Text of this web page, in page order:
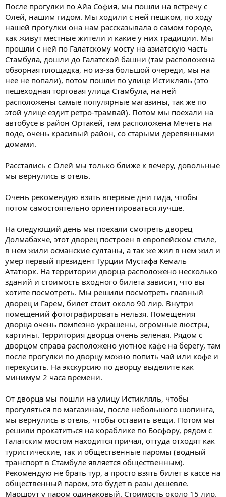
После прогулки по Айа София, мы пошли на встречу с
Олей, нашим гидом. Мы ходили с ней пешком, по ходу
нашей прогулки она нам рассказывала о самом городе,
как живут местные жители и какие у них традиции. Мы
прошли с ней по Галатскому мосту на азиатскую часть
Стамбула, дошли до Галатской башни (там расположена
обзорная площадка, но из-за большой очереди, мы на
нее не попали), потом пошли по улице Истикляль (это
пешеходная торговая улица Стамбула, на ней
расположены самые популярные магазины, так же по
этой улице ездит ретро-трамвай). Потом мы поехали на
автобусе в район Ортакей, там расположена Мечеть на
воде, очень красивый район, со старыми деревянными
домами.
Расстались с Олей мы только ближе к вечеру, довольные
мы вернулись в отель.
Очень рекомендую взять впервые дни гида, чтобы
потом самостоятельно ориентироваться лучше.
На следующий день мы поехали смотреть дворец
Долмабахче, этот дворец построен в европейском стиле,
в нем жили османские султаны, а так же жил в нем жил и
умер первый президент Турции Мустафа Кемаль
Ататюрк. На территории дворца расположено несколько
зданий и стоимость входного билета зависит, что вы
хотите посмотреть. Мы решили посмотреть главный
дворец и Гарем, билет стоит около 90 лир. Внутри
помещений фотографировать нельзя. Помещения
дворца очень помпезно украшены, огромные люстры,
картины. Территория дворца очень зеленая. Рядом с
дворцом справа расположено уютное кафе на берегу, там
после прогулки по дворцу можно попить чай или кофе и
перекусить. На экскурсию по дворцу выделите как
минимум 2 часа времени.
От дворца мы пошли на улицу Истикляль, чтобы
прогуляться по магазинам, после небольшого шопинга,
мы вернулись в отель, чтобы оставить вещи. Потом мы
решили прокатиться на кораблике по Босфору, рядом с
Галатским мостом находится причал, оттуда отходят как
туристические, так и общественные паромы (водный
транспорт в Стамбуле является общественным).
Рекомендую не брать тур, а просто взять билет в кассе на
общественный паром, это будет в разы дешевле.
Маршрут у паром одинаковый. Стоимость около 15 лир.